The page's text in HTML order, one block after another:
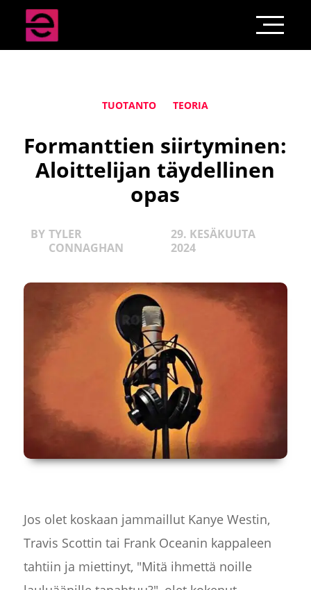
TUOTANTO TEORIA
Formanttien siirtyminen:
Aloittelijan täydellinen
opas
BY TYLER
CONNAGHAN
29. KESÄKUUTA
2024
Jos olet koskaan jammaillut Kanye Westin,
Travis Scottin tai Frank Oceanin kappaleen
tahtiin ja miettinyt, "Mitä ihmettä noille